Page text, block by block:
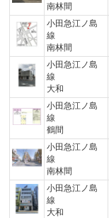
南林間
小田急江ノ島
線
南林間
小田急江ノ島
線
大和
小田急江ノ島
線
鶴間
小田急江ノ島
線
南林間
小田急江ノ島
線
大和